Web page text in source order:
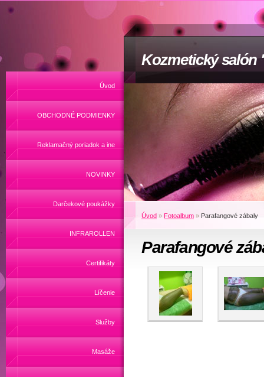
Kozmetický salón
Úvod
OBCHODNÉ PODMIENKY
Reklamačný poriadok a ine
NOVINKY
Darčekové poukážky
INFRAROLLEN
Certifikáty
Líčenie
Služby
Masáže
Úvod » Fotoalbum » Parafangové zábaly
Parafangové